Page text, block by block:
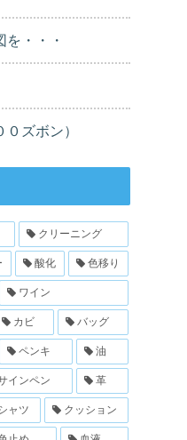
を・・・
ズボン）
クリーニング
酸化 色移り
ワイン
カビ バッグ
ペンキ 油
インペン 革
ャツ クッション